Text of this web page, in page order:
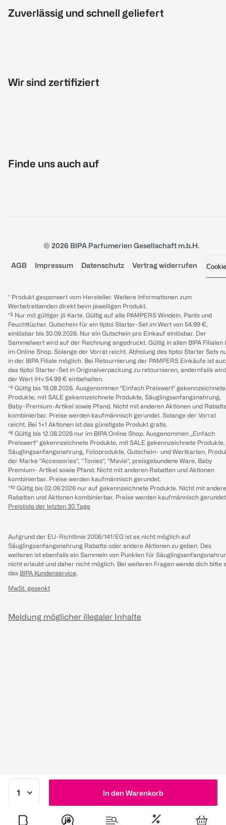
In den Warenkorb
Zuverlässig und schnell geliefert
Wir sind zertifiziert
Finde uns auch auf
© 2026 BIPA Parfumerien Gesellschaft m.b.H.
AGB Impressum Datenschutz Vertrag widerrufen
* Produkt gesponsert vom Hersteller. Weitere Informationen zum
Werbetreibenden direkt beim jeweiligen Produkt.
*³ Nur mit gültiger jö Karte. Gültig auf alle PAMPERS Windeln, Pants und
Feuchttücher. Gutschein für ein tiptoi Starter-Set im Wert von 54.99 €,
einlösbar bis 30.09.2026. Nur ein Gutschein pro Einkauf einlösbar. Der
Sammelwert wird auf der Rechnung angedruckt. Gültig in allen BIPA Filialen
im Online Shop. Solange der Vorrat reicht. Abholung des tiptoi Starter Sets
in der BIPA Filiale möglich. Bei Retournierung der PAMPERS Einkäufe ist
das tiptoi Starter-Set in Originalverpackung zu retournieren, andernfalls wird
der Wert iHv 54.99 € einbehalten.
*⁴ Gültig bis 19.08.2026. Ausgenommen "Einfach Preiswert" gekennzeichnete
Produkte, mit SALE gekennzeichnete Produkte, Säuglingsanfangsnahrung,
Baby-Premium-Artikel sowie Pfand. Nicht mit anderen Aktionen und
kombinierbar. Preise werden kaufmännisch gerundet. Solange der Vorrat
reicht. Bei 1+1 Aktionen ist das günstigste Produkt gratis.
*⁸ Gültig bis 12.08.2026 nur im BIPA Online Shop. Ausgenommen „Einfach
Preiswert“ gekennzeichnete Produkte, mit SALE gekennzeichnete Produkte,
Säuglingsanfangsnahrung, Fotoprodukte, Gutschein- und Wertkarten,
der Marke “Accessories“, “Tonies“, “Mavie“, preisgebundene Ware, Baby
Premium- Artikel sowie Pfand. Nicht mit anderen Rabatten und Aktionen
kombinierbar. Preise werden kaufmännisch gerundet.
*¹⁰ Gültig bis 02.09.2026 nur auf gekennzeichnete Produkte. Nicht mit
Rabatten und Aktionen kombinierbar. Preise werden kaufmännisch
Preisliste der letzten 30 Tage
Aufgrund der EU-Richtlinie 2006/141/EG ist es nicht möglich auf
Säuglingsanfangsnahrung Rabatte oder andere Aktionen zu geben. Des
weiteren ist ebenfalls ein Sammeln von Punkten für
nicht erlaubt und daher nicht möglich. Bei weiteren Fragen wende dich bitte
das BIPA Kundenservice.
MwSt. gesenkt
Meldung möglicher illegaler Inhalte